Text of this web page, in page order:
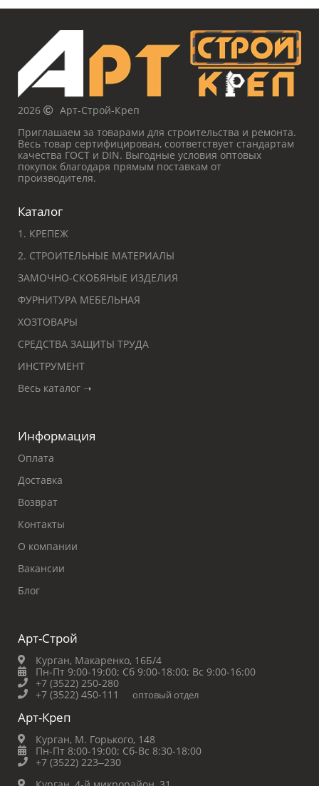
2026
Арт-Строй-Креп
Приглашаем за товарами для строительства и ремонта.
Весь товар сертифицирован, соответствует стандартам
качества ГОСТ и DIN. Выгодные условия оптовых
покупок благодаря прямым поставкам от
производителя.
Каталог
1. КРЕПЕЖ
2. СТРОИТЕЛЬНЫЕ МАТЕРИАЛЫ
ЗАМОЧНО-СКОБЯНЫЕ ИЗДЕЛИЯ
ФУРНИТУРА МЕБЕЛЬНАЯ
ХОЗТОВАРЫ
СРЕДСТВА ЗАЩИТЫ ТРУДА
ИНСТРУМЕНТ
Весь каталог ➝
Информация
Оплата
Доставка
Возврат
Контакты
О компании
Вакансии
Блог
Арт-Строй
Курган, Макаренко, 16Б/4
Пн-Пт 9:00-19:00; Сб 9:00-18:00; Вс 9:00-16:00
+7 (3522) 250-280
+7 (3522) 450-111
оптовый отдел
Арт-Креп
Курган, М. Горького, 148
Пн-Пт 8:00-19:00; Сб-Вс 8:30-18:00
+7 (3522) 223‒230